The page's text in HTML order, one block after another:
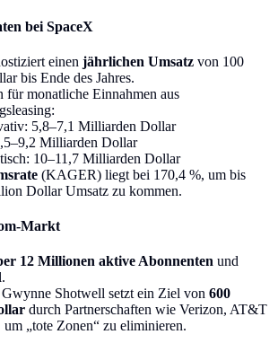
bei SpaceX
einen jährlichen Umsatz von 100
bis Ende des Jahres.
für monatliche Einnahmen aus
5,8–7,1 Milliarden Dollar
Milliarden Dollar
10–11,7 Milliarden Dollar
(KAGER) liegt bei 170,4 %, um bis
Dollar Umsatz zu kommen.
Markt
12 Millionen aktive Abonnenten und
Shotwell setzt ein Ziel von 600
durch Partnerschaften wie Verizon, AT&T
„tote Zonen“ zu eliminieren.